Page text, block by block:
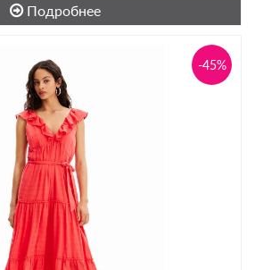
Подробнее
-45%